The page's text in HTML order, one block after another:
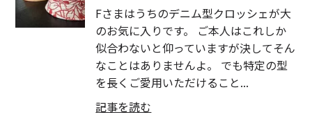
Fさまはうちのデニム型クロッシェが大
のお気に入りです。 ご本人はこれしか
似合わないと仰っていますが決してそん
なことはありませんよ。 でも特定の型
を長くご愛用いただけること...
記事を読む